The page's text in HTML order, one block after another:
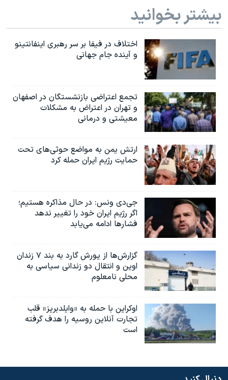
بیشتر بخوانید
اختلاف در فیفا بر سر رهبری اینفانتینو
و آینده جام جهانی
تجمع اعتراضی بازنشستگان در اصفهان
و تهران در اعتراض به مشکلات
معیشتی و درمانی
ارتش یمن به مواضع حوثی‌های تحت
حمایت رژیم ایران حمله کرد
جی‌دی ونس: در حال مذاکره هستیم؛
اگر رژیم ایران خود را تغییر ندهد
فشارها ادامه می‌یابد
گزارش‌ها از یورش گارد به بند ۷ زندان
اوین و انتقال دو زندانی سیاسی به
محلی نامعلوم
اوکراین با حمله به «وایلدبریز» قلب
تجارت آنلاین روسیه را هدف گرفته
است